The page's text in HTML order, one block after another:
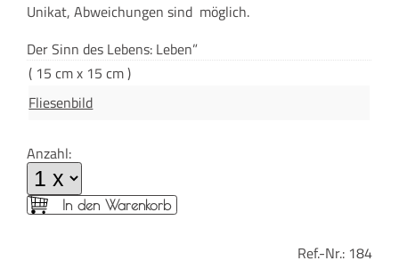
Uni­kat, Abwei­chun­gen sind möglich.
Der Sinn des Lebens: Leben”
( 15 cm x 15 cm )
Fliesenbild
Anzahl:
In den Warenkorb
Ref.-Nr.: 184